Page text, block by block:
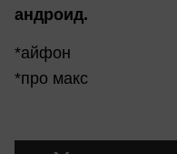
андроид.
*айфон
*про макс